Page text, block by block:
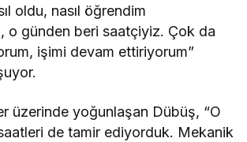
oldu, nasıl öğrendim
o günden beri saatçiyiz. Çok da
işimi devam ettiriyorum”
üzerinde yoğunlaşan Dübüş, “O
de tamir ediyorduk. Mekanik